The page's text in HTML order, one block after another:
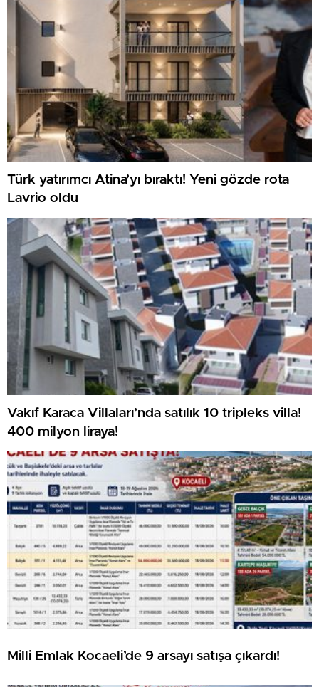
Türk yatırımcı Atina’yı bıraktı! Yeni gözde rota
Lavrio oldu
Vakıf Karaca Villaları’nda satılık 10 tripleks villa!
400 milyon liraya!
Milli Emlak Kocaeli’de 9 arsayı satışa çıkardı!